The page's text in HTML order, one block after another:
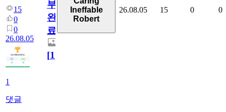
15
0
0
26.08.05
1
댓글
부
완
료
[1]
Ineffable
Robert
26.08.05 15 0 0